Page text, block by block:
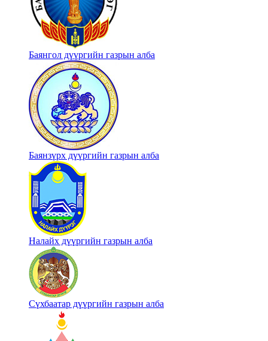
Баянгол дүүргийн газрын алба
Баянзүрх дүүргийн газрын алба
Налайх дүүргийн газрын алба
Сүхбаатар дүүргийн газрын алба